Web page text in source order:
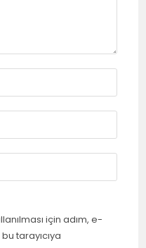
için adım, e-
tarayıcıya